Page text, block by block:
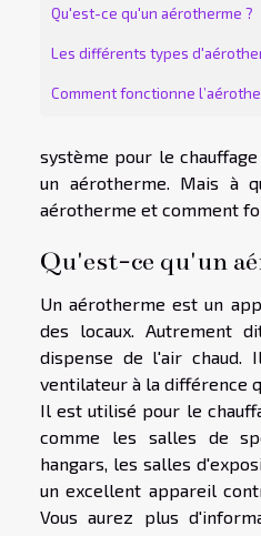
Qu'est-ce qu'un aérotherme ?
Les différents types
Comment fonctionne
système pour le
un aérotherme. Mais à
aérotherme et comment
Qu'est-ce qu'un
Un aérotherme est un
des locaux. Autrement
dispense de l'air chaud.
ventilateur à la différence
Il est utilisé pour le
comme les salles de
hangars, les salles
un excellent appareil
Vous aurez plus